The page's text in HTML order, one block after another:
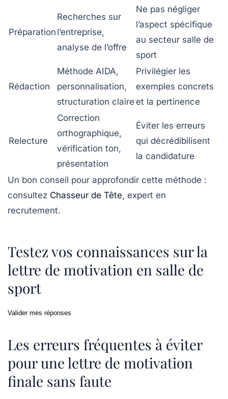
Préparation
Recherches sur
l’entreprise,
analyse de l’offre
Ne pas négliger
l’aspect spécifique
au secteur salle de
sport
Rédaction
Méthode AIDA,
personnalisation,
structuration claire
Privilégier les
exemples concrets
et la pertinence
Relecture
Correction
orthographique,
vérification ton,
présentation
Éviter les erreurs
qui décrédibilisent
la candidature
Un bon conseil pour approfondir cette méthode :
consultez Chasseur de Tête, expert en
recrutement.
Testez vos connaissances sur la
lettre de motivation en salle de
sport
Valider mes réponses
Les erreurs fréquentes à éviter
pour une lettre de motivation
finale sans faute